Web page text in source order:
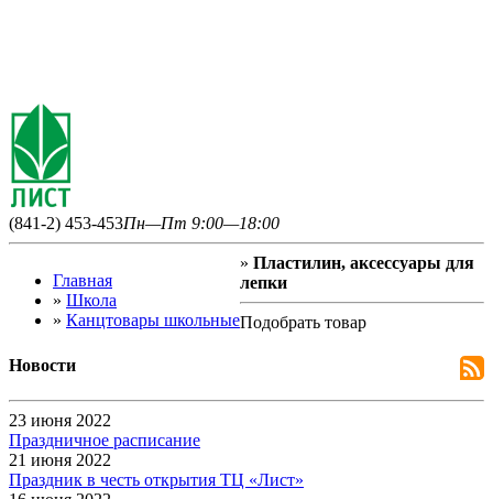
(841-2) 453-453Пн—Пт 9:00—18:00
Главная
» Школа
» Канцтовары школьные
» Пластилин, аксессуары для
лепки
Подобрать товар
Новости
23 июня 2022
Праздничное расписание
21 июня 2022
Праздник в честь открытия ТЦ «Лист»